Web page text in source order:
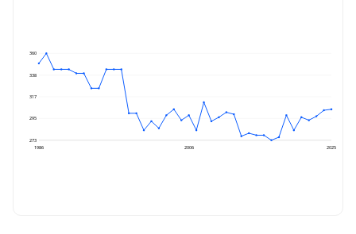
360
338
317
295
273
1986
2006 2025